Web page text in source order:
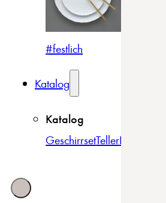
#festlich
Katalog
Katalog
GeschirrsetTellerBowls &